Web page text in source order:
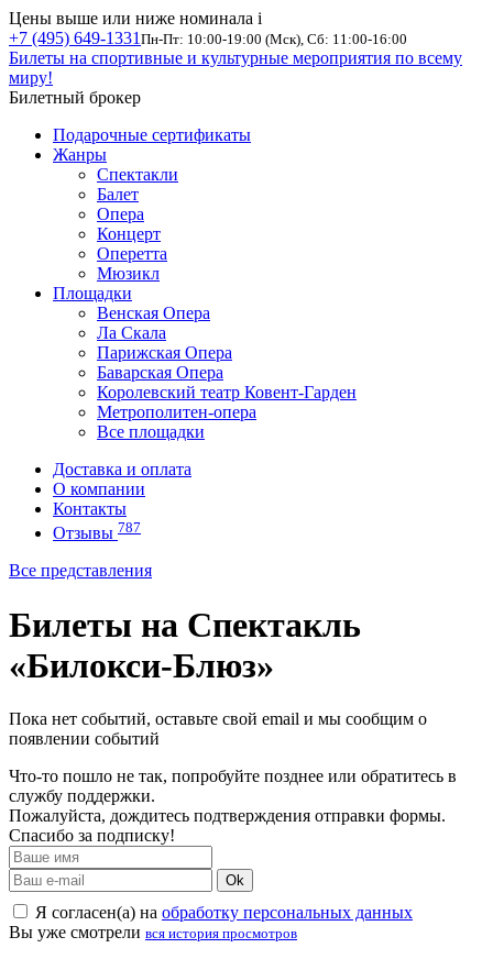
Цены выше или ниже номинала i
+7 (495) 649-1331 Пн-Пт: 10:00-19:00 (Мск), Сб: 11:00-16:00
Билеты на спортивные и культурные мероприятия по всему
миру!
Билетный брокер
Подарочные сертификаты
Жанры
Спектакли
Балет
Опера
Концерт
Оперетта
Мюзикл
Площадки
Венская Опера
Ла Скала
Парижская Опера
Баварская Опера
Королевский театр Ковент-Гарден
Метрополитен-опера
Все площадки
Доставка и оплата
О компании
Контакты
Отзывы 787
Все представления
Билеты на Спектакль
«Билокси-Блюз»
Пока нет событий, оставьте свой email и мы сообщим о
появлении событий
Что-то пошло не так, попробуйте позднее или обратитесь в
службу поддержки.
Пожалуйста, дождитесь подтверждения отправки формы.
Спасибо за подписку!
Ok
Я согласен(а) на обработку персональных данных
Вы уже смотрели вся история просмотров